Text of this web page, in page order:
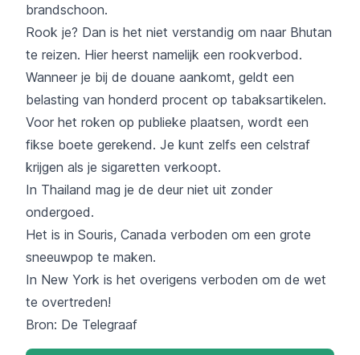
brandschoon.
Rook je? Dan is het niet verstandig om naar Bhutan
te reizen. Hier heerst namelijk een rookverbod.
Wanneer je bij de douane aankomt, geldt een
belasting van honderd procent op tabaksartikelen.
Voor het roken op publieke plaatsen, wordt een
fikse boete gerekend. Je kunt zelfs een celstraf
krijgen als je sigaretten verkoopt.
In Thailand mag je de deur niet uit zonder
ondergoed.
Het is in Souris, Canada verboden om een grote
sneeuwpop te maken.
In New York is het overigens verboden om de wet
te overtreden!
Bron: De Telegraaf